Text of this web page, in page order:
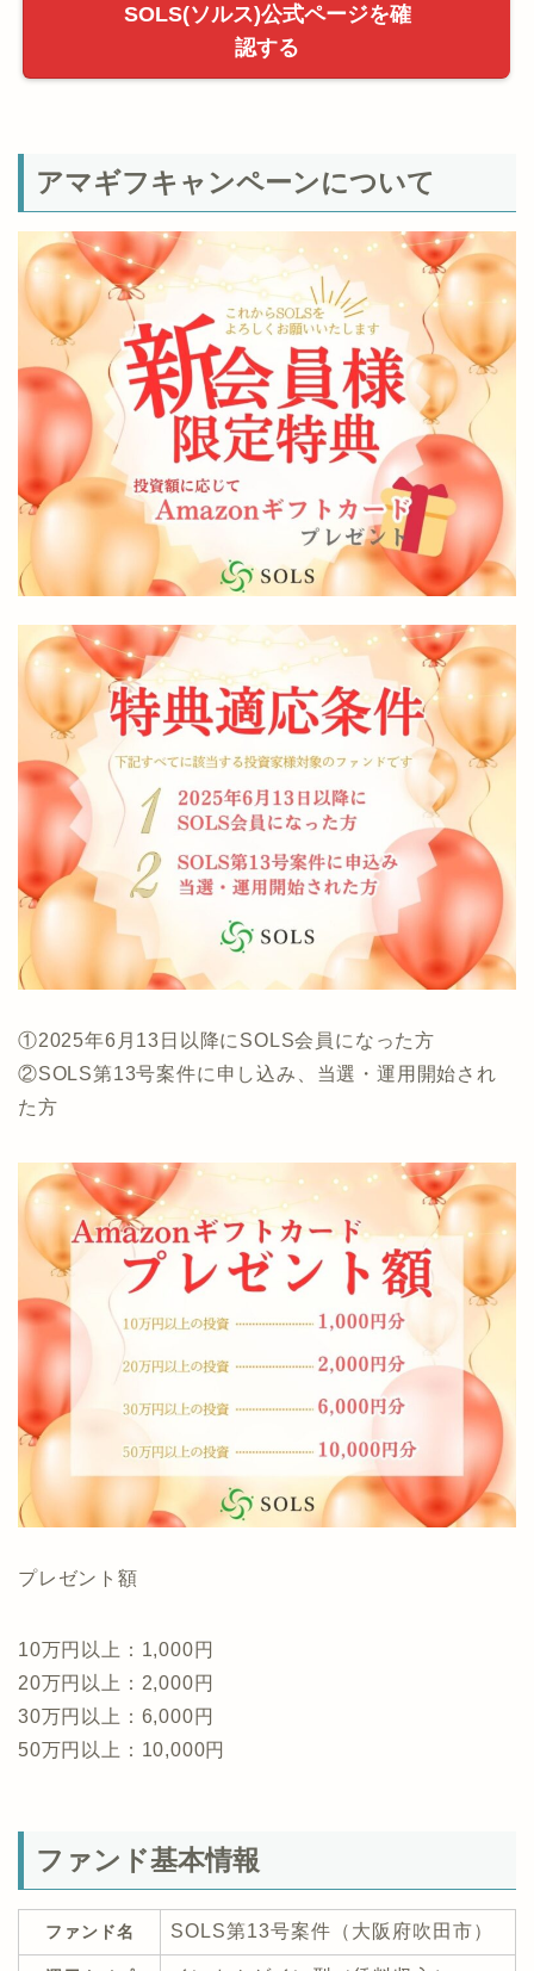
SOLS(ソルス)公式ページを確
認する
アマギフキャンペーンについて
①2025年6月13日以降にSOLS会員になった方
②SOLS第13号案件に申し込み、当選・運用開始され
た方
プレゼント額
10万円以上：1,000円
20万円以上：2,000円
30万円以上：6,000円
50万円以上：10,000円
ファンド基本情報
ファンド名 SOLS第13号案件（大阪府吹田市）